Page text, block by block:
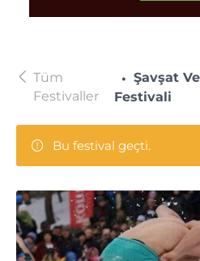
Tüm
Festivaller
Şavşat
Festivali
Bu festival geçti.